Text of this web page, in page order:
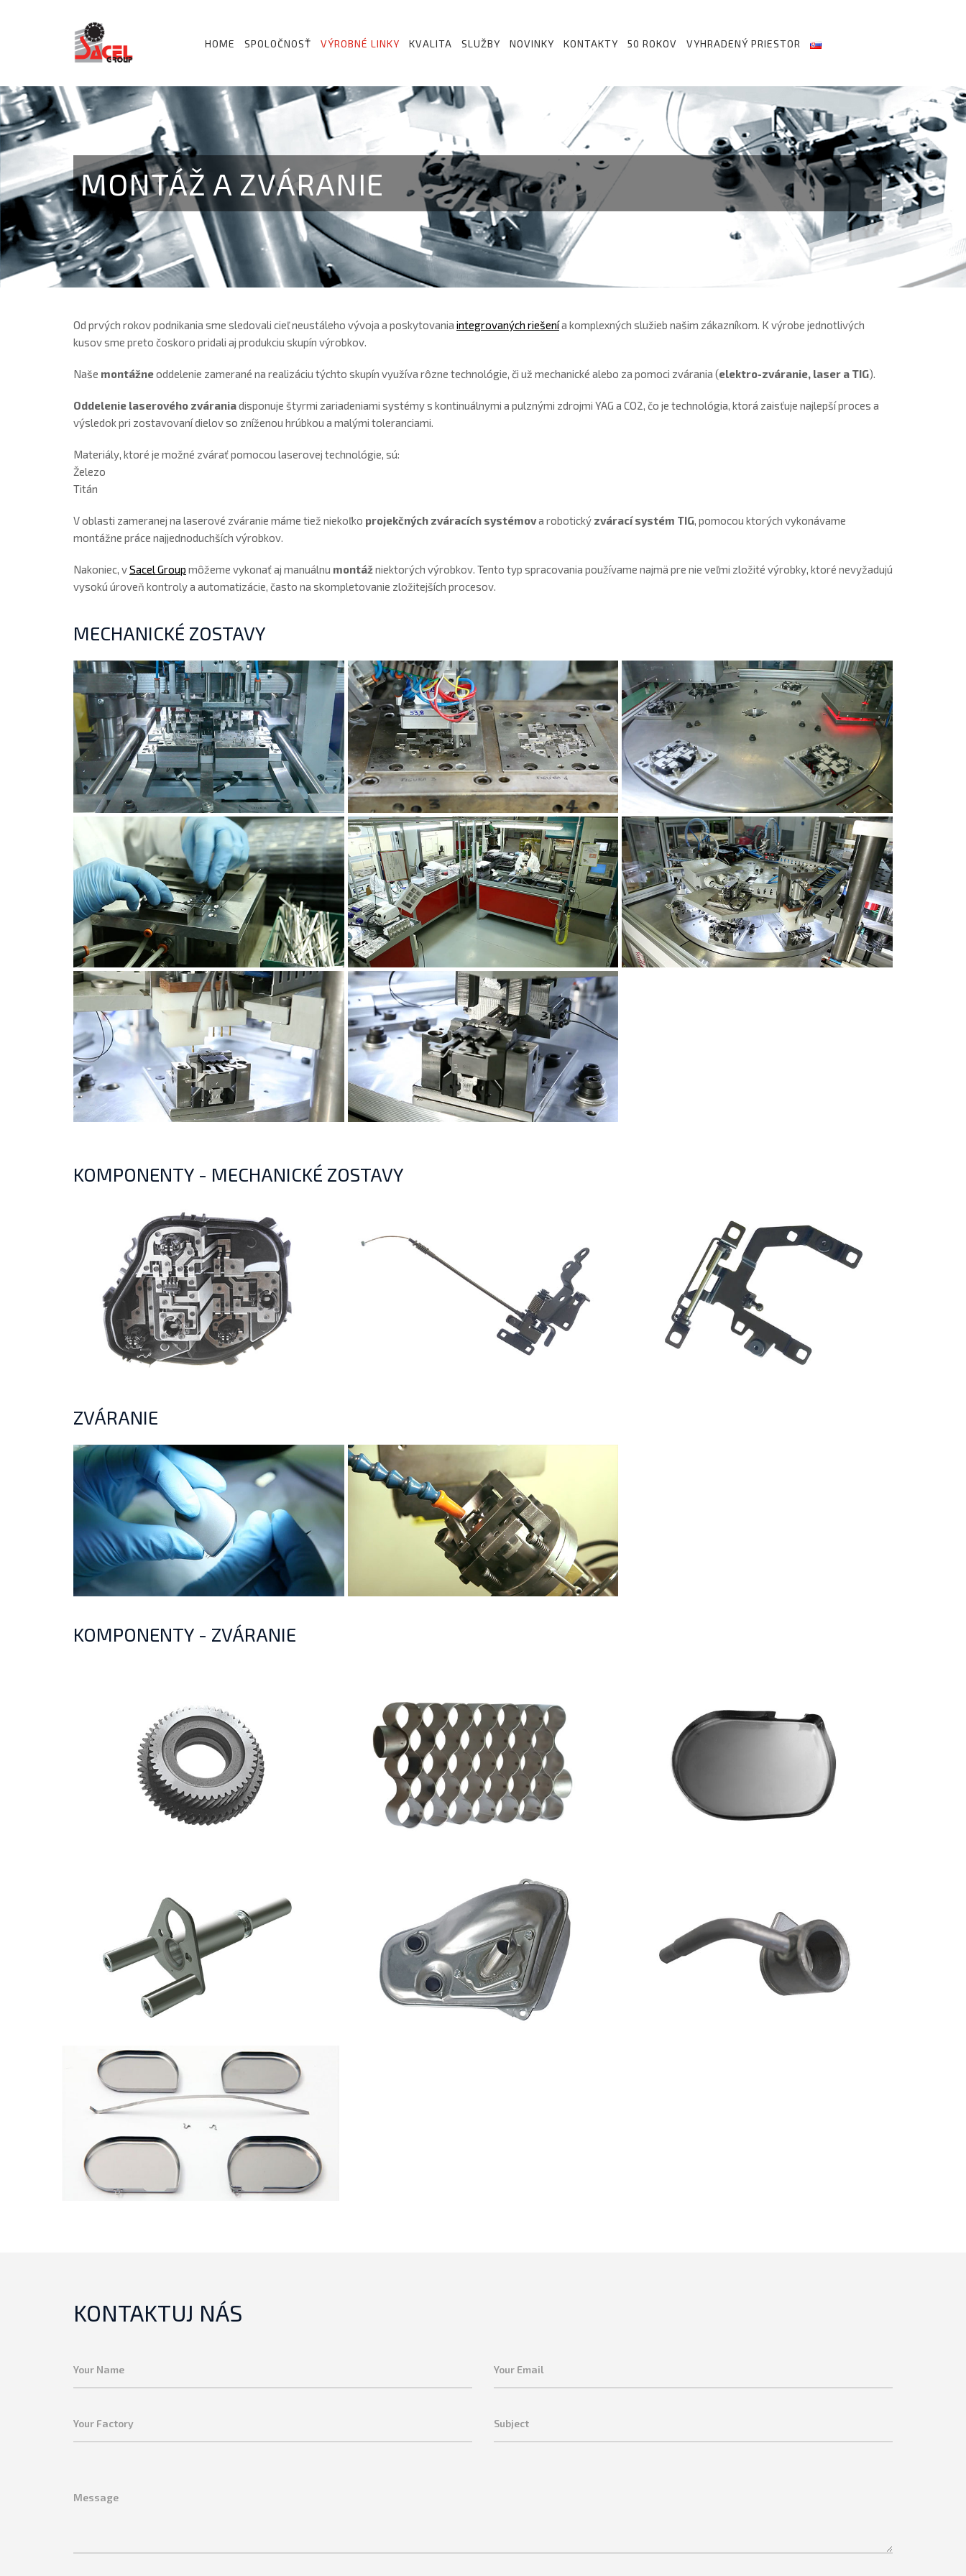
HOME SPOLOČNOSŤ VÝROBNÉ LINKY KVALITA SLUŽBY NOVINKY KONTAKTY 50 ROKOV VYHRADENÝ PRIESTOR
MONTÁŽ A ZVÁRANIE
Od prvých rokov podnikania sme sledovali cieľ neustáleho vývoja a poskytovania integrovaných riešenía komplexných služieb našim zákazníkom. K výrobe jednotlivých
kusov sme preto čoskoro pridali aj produkciu skupín výrobkov.
Naše montážneoddelenie zamerané na realizáciu týchto skupín využíva rôzne technológie, či už mechanické alebo za pomoci zvárania (elektro-zváranie, laser a TIG).
Oddelenie laserového zváraniadisponuje štyrmi zariadeniami systémy s kontinuálnymi a pulznými zdrojmi YAG a CO2, čo je technológia, ktorá zaisťuje najlepší proces a
výsledok pri zostavovaní dielov so zníženou hrúbkou a malými toleranciami.
Materiály, ktoré je možné zvárať pomocou laserovej technológie, sú:
Železo
Titán
V oblasti zameranej na laserové zváranie máme tiež niekoľko projekčných zváracích systémova robotický zvárací systém TIG, pomocou ktorých vykonávame
montážne práce najjednoduchších výrobkov.
Nakoniec, vSacel Group môžeme vykonať aj manuálnu montážniektorých výrobkov. Tento typ spracovania používame najmä pre nie veľmi zložité výrobky, ktoré nevyžadujú
vysokú úroveň kontroly a automatizácie, často na skompletovanie zložitejších procesov.
MECHANICKÉ ZOSTAVY
KOMPONENTY - MECHANICKÉ ZOSTAVY
ZVÁRANIE
KOMPONENTY - ZVÁRANIE
KONTAKTUJ NÁS